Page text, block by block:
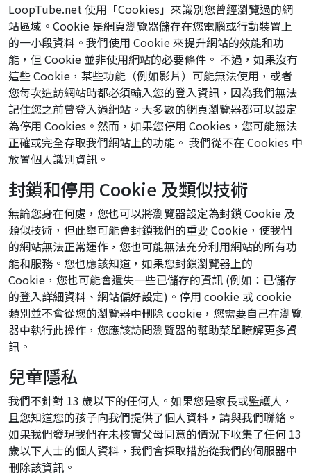
LoopTube.net 使用「Cookies」來識別您曾經瀏覽過的網
站區域。Cookie 是網頁瀏覽器儲存在您電腦或行動裝置上
的一小段資料。我們使用 Cookie 來提升網站的效能和功
能，但 Cookie 並非使用網站的必要條件。 不過，如果沒有
這些 Cookie，某些功能（例如影片）可能無法使用，或者
您每次造訪網站時都必須輸入您的登入資訊，因為我們無法
記住您之前曾登入過網站。大多數的網頁瀏覽器都可以設定
為停用 Cookies。然而，如果您停用 Cookies，您可能無法
正確或完全存取我們網站上的功能。 我們從不在 Cookies 中
放置個人識別資訊。
封鎖和停用 Cookie 及類似技術
無論您身在何處，您也可以將瀏覽器設定為封鎖 Cookie 及
類似技術，但此舉可能會封鎖我們的重要 Cookie，使我們
的網站無法正常運作，您也可能無法充分利用網站的所有功
能和服務。您也應該知道，如果您封鎖瀏覽器上的
Cookie，您也可能會遺失一些已儲存的資訊 (例如：已儲存
的登入詳細資料、網站偏好設定)。停用 cookie 或 cookie
類別並不會從您的瀏覽器中刪除 cookie，您需要自己在瀏覽
器中執行此操作，您應該訪問瀏覽器的幫助菜單瞭解更多資
訊。
兒童隱私
我們不針對 13 歲以下的任何人。如果您是家長或監護人，
且您知道您的孩子向我們提供了個人資料，請與我們聯絡。
如果我們發現我們在未核實父母同意的情況下收集了任何 13
歲以下人士的個人資料，我們會採取措施從我們的伺服器中
刪除該資訊。